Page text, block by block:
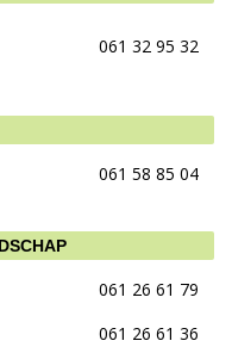
061 32 95 32
061 58 85 04
061 26 61 79
061 26 61 36